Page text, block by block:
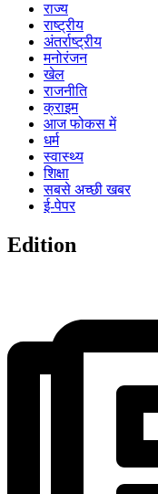
राज्य
राष्ट्रीय
अंतर्राष्ट्रीय
मनोरंजन
खेल
राजनीति
क्राइम
आज फोकस में
धर्म
स्वास्थ्य
शिक्षा
सबसे अच्छी खबर
ई-पेपर
Edition